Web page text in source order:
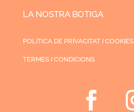
LA NOSTRA BOTIGA
POLÍTICA DE PRIVACITAT I COOKIES
TERMES I CONDICIONS